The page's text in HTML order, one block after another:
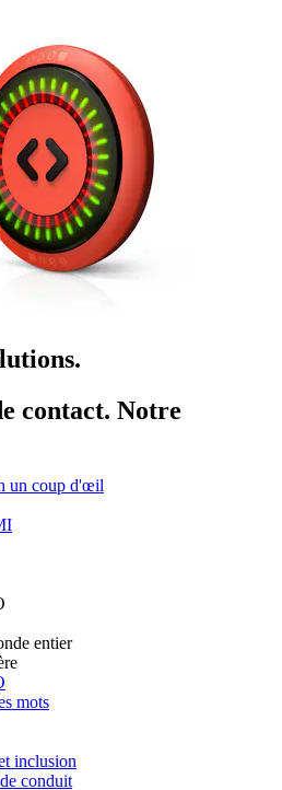
contact. Notre
un coup d'œil
entier
mots
inclusion
conduit